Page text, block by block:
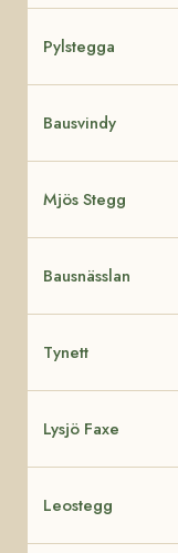
Pylstegga
Bausvindy
Mjös Stegg
Bausnässlan
Tynett
Lysjö Faxe
Leostegg